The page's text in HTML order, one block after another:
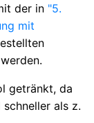
der in "5.
mit
getränkt, da
als z.